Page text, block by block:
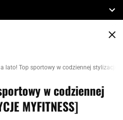
lato! Top sportowy w codziennej stylizacji
w codziennej
MYFITNESS]